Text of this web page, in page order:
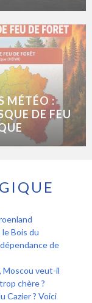
MÉTÉO :
DE FEU
Bois du
de
Moscou veut-il
chère ?
Cazier ? Voici